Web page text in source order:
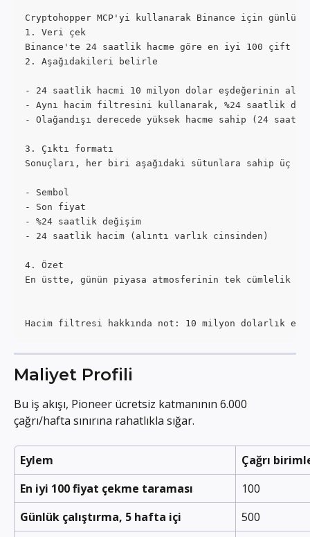
Cryptohopper MCP'yi kullanarak Binance için
1. Veri çek
Binance'te 24 saatlik hacme göre en iyi 100 çift
2. Aşağıdakileri belirle
- 24 saatlik hacmi 10 milyon dolar eşdeğerinin
- Aynı hacim filtresini kullanarak, %24 saatlik
- Olağandışı derecede yüksek hacme sahip (24
3. Çıktı formatı
Sonuçları, her biri aşağıdaki sütunlara sahip üç
- Sembol
- Son fiyat
- %24 saatlik değişim
- 24 saatlik hacim (alıntı varlık cinsinden)
4. Özet
En üstte, günün piyasa atmosferinin tek cümlelik
Hacim filtresi hakkında not: 10 milyon dolarlık
Maliyet Profili
Bu iş akışı, Pioneer ücretsiz katmanının 6.000
çağrı/hafta sınırına rahatlıkla sığar.
Eylem
Çağrı
En iyi 100 fiyat çekme taraması
100
Günlük çalıştırma, 5 hafta içi
500